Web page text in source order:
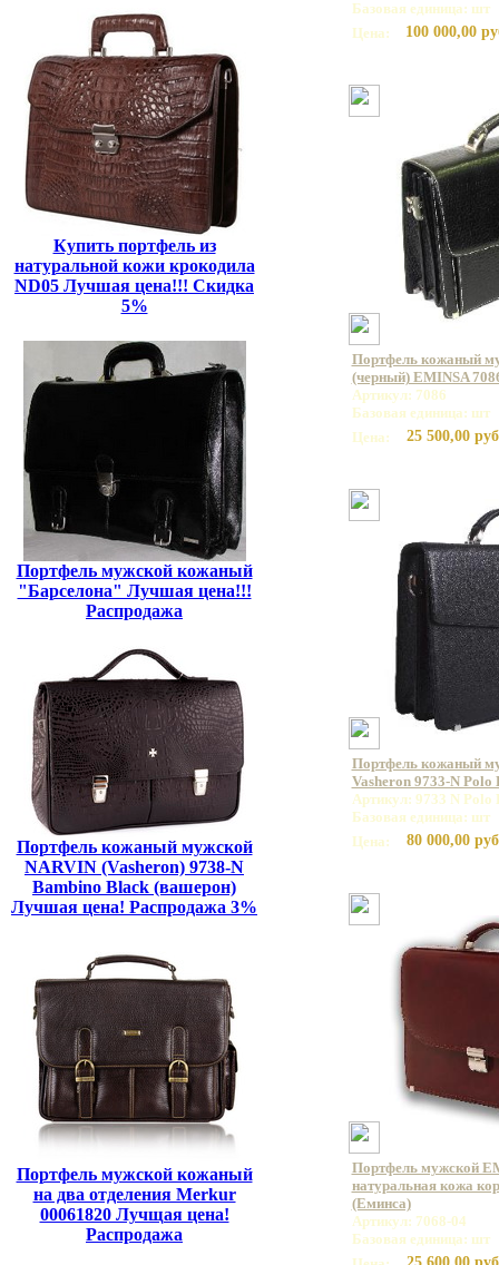
Купить портфель из
натуральной кожи крокодила
ND05 Лучшая цена!!! Скидка
5%
Портфель мужской кожаный
"Барселона" Лучшая цена!!!
Распродажа
Портфель кожаный мужской
NARVIN (Vasheron) 9738-N
Bambino Black (вашерон)
Лучшая цена! Распродажа 3%
Портфель мужской кожаный
на два отделения Merkur
00061820 Лучщая цена!
Распродажа
Базовая единица: шт
Цена:
100 000,00
Портфель кожаный
(черный) EMINSA
Артикул: 7086
Базовая единица: шт
Цена:
25 500,00
Портфель кожаный
Vasheron 9733-N
Артикул: 9733 N Polo
Базовая единица: шт
Цена:
80 000,00
Портфель мужской
натуральная кожа
(Еминса)
Артикул: 7068-04
Базовая единица: шт